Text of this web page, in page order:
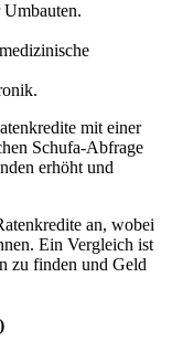
mit einer
Schufa-Abfrage
erhöht und
⁢an, wobei
Ein Vergleich ist
zu finden und ⁣Geld